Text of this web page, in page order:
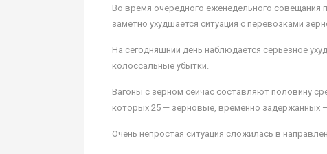
Во время очередного еженедельного совещания
заметно ухудшается ситуация с перевозками
На сегодняшний день наблюдается серьезное
колоссальные убытки.
Вагоны с зерном сейчас составляют половину
которых 25 — зерновые, временно задержанных
Очень непростая ситуация сложилась в